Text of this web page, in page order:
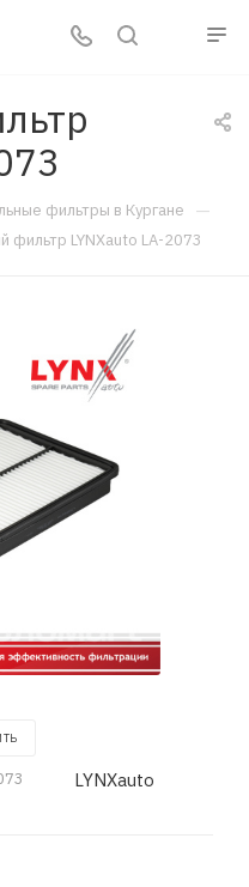
фильтры в Кургане —
фильтр LYNXauto LA-2073
LYNXauto